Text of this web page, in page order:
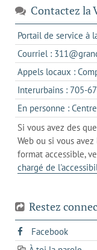
Contactez la
Portail de service à
Courriel :
Appels locaux :
Interurbains : 705-
En personne :
Si vous avez des
Web ou si vous
format accessible,
chargé de
Restez
Facebooks'ouvre
dans